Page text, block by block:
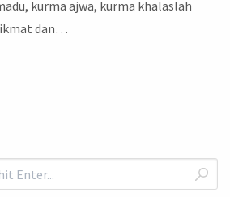
kurma ajwa, kurma khalaslah
dan…